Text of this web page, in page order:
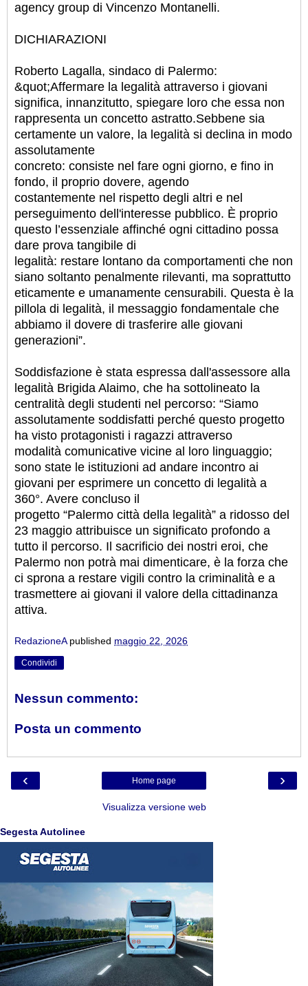
agency group di Vincenzo Montanelli.
DICHIARAZIONI
Roberto Lagalla, sindaco di Palermo:
&quot;Affermare la legalità attraverso i giovani
significa, innanzitutto, spiegare loro che essa non
rappresenta un concetto astratto.Sebbene sia
certamente un valore, la legalità si declina in modo
assolutamente
concreto: consiste nel fare ogni giorno, e fino in
fondo, il proprio dovere, agendo
costantemente nel rispetto degli altri e nel
perseguimento dell'interesse pubblico. È proprio
questo l’essenziale affinché ogni cittadino possa
dare prova tangibile di
legalità: restare lontano da comportamenti che non
siano soltanto penalmente rilevanti, ma soprattutto
eticamente e umanamente censurabili. Questa è la
pillola di legalità, il messaggio fondamentale che
abbiamo il dovere di trasferire alle giovani
generazioni”.
Soddisfazione è stata espressa dall'assessore alla
legalità Brigida Alaimo, che ha sottolineato la
centralità degli studenti nel percorso: “Siamo
assolutamente soddisfatti perché questo progetto
ha visto protagonisti i ragazzi attraverso
modalità comunicative vicine al loro linguaggio;
sono state le istituzioni ad andare incontro ai
giovani per esprimere un concetto di legalità a
360°. Avere concluso il
progetto “Palermo città della legalità” a ridosso del
23 maggio attribuisce un significato profondo a
tutto il percorso. Il sacrificio dei nostri eroi, che
Palermo non potrà mai dimenticare, è la forza che
ci sprona a restare vigili contro la criminalità e a
trasmettere ai giovani il valore della cittadinanza
attiva.
RedazioneA published maggio 22, 2026
Condividi
Nessun commento:
Posta un commento
‹ ›
Home page
Visualizza versione web
Segesta Autolinee